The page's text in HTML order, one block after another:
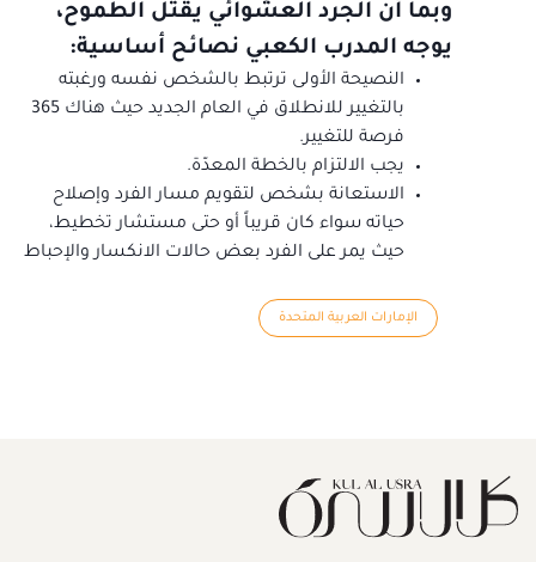
وبما أن الجرد العشوائي يقتل الطموح،
يوجه المدرب الكعبي نصائح أساسية:
النصيحة الأولى ترتبط بالشخص نفسه ورغبته
بالتغيير للانطلاق في العام الجديد حيث هناك 365
فرصة للتغيير.
يجب الالتزام بالخطة المعدّة.
الاستعانة بشخص لتقويم مسار الفرد وإصلاح
حياته سواء كان قريباً أو حتى مستشار تخطيط،
حيث يمر على الفرد بعض حالات الانكسار والإحباط
الإمارات العربية المتحدة